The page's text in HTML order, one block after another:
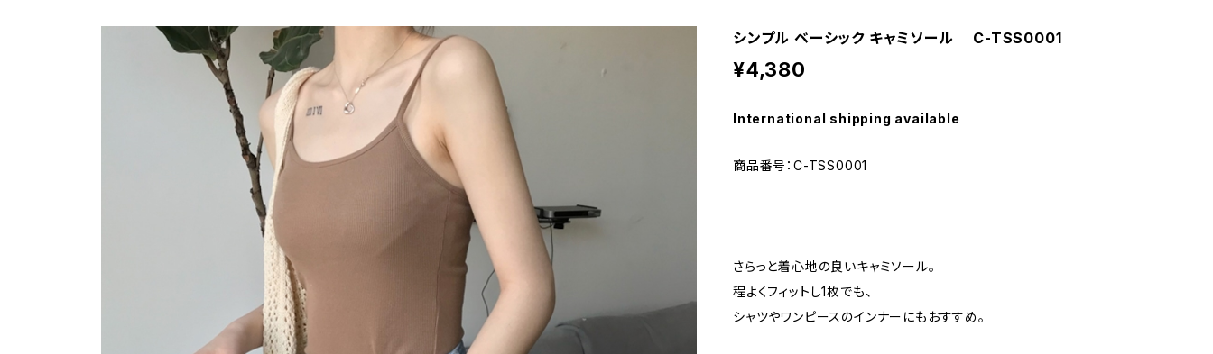
シンプル ベーシック キャミソール C-TSS0001
¥4,380
International shipping available
商品番号：C-TSS0001
さらっと着心地の良いキャミソール。
程よくフィットし1枚でも、
シャツやワンピースのインナーにもおすすめ。